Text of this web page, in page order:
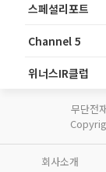
스페셜리포트
Channel 5
위너스IR클럽
무단전
회사소개